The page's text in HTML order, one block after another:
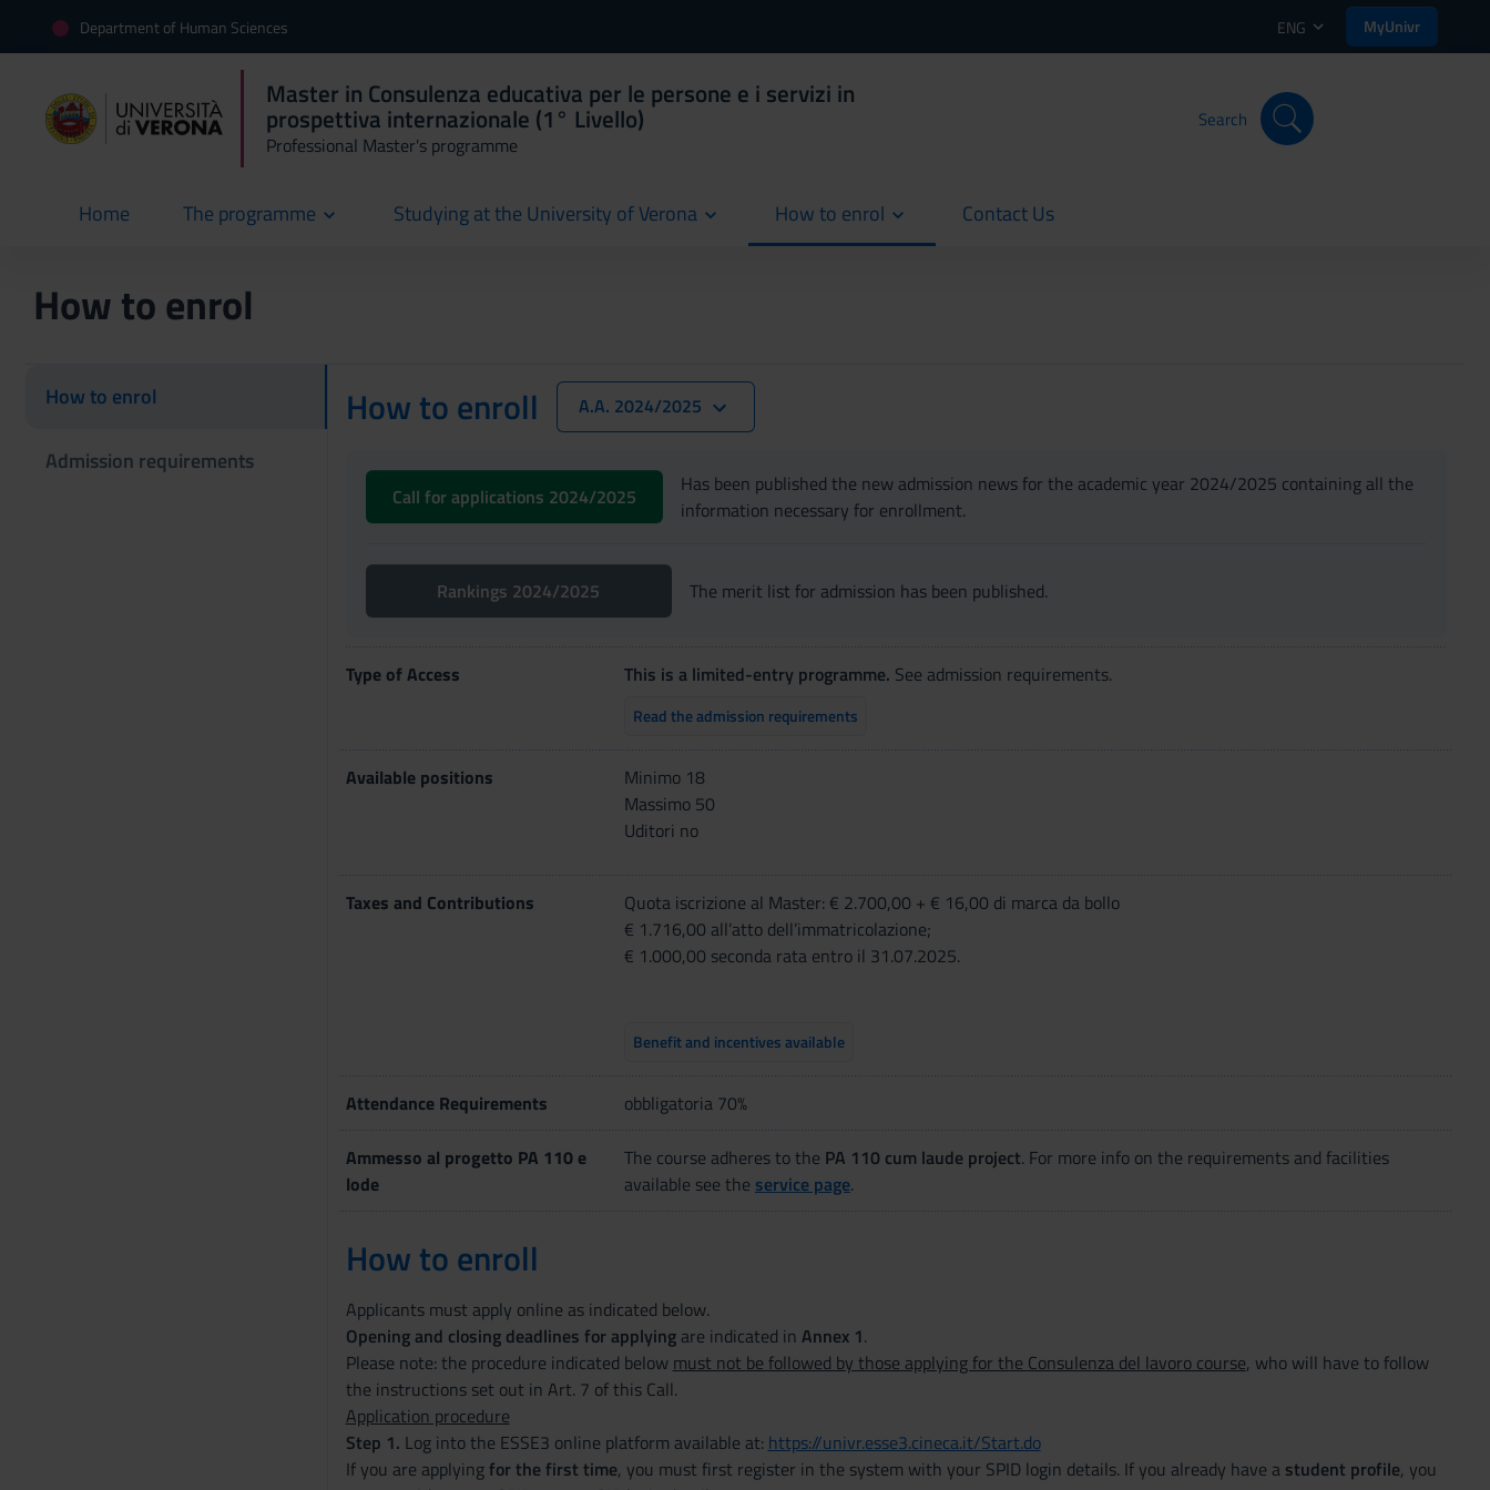
Department of Human Sciences ENG MyUnivr
Master in Consulenza educativa per le persone e i servizi in
prospettiva internazionale (1° Livello)
Professional Master's programme
Search
Home
current The programme Studying at the University of Verona How to enrol Contact Us
current
How to enrol
How to enrol
Admission requirements
How to enroll A.A. 2024/2025
Call for applications 2024/2025
Has been published the new admission news for the academic year 2024/2025 containing all the
information necessary for enrollment.
Rankings 2024/2025 The merit list for admission has been published.
Type of Access This is a limited-entry programme. See admission requirements.
Read the admission requirements
Available positions
Minimo 18
Massimo 50
Uditori no
Taxes and Contributions
Quota iscrizione al Master: € 2.700,00 + € 16,00 di marca da bollo
€ 1.716,00 all’atto dell’immatricolazione;
€ 1.000,00 seconda rata entro il 31.07.2025.
Benefit and incentives available
Attendance Requirements obbligatoria 70%
Ammesso al progetto PA 110 e
lode
The course adheres to the PA 110 cum laude project. For more info on the requirements and facilities
available see the service page.
How to enroll
Applicants must apply online as indicated below.
Opening and closing deadlines for applyingare indicated in Annex 1.
Please note: the procedure indicated below must not be followed by those applying for the Consulenza del lavoro course, who will have to follow
the instructions set out in Art. 7 of this Call.
Application procedure
Step 1. Log into the ESSE3 online platform available at: https://univr.esse3.cineca.it/Start.do
If you are applyingfor the first time, you must first register in the system with your SPID login details. If you already have a student profile, you